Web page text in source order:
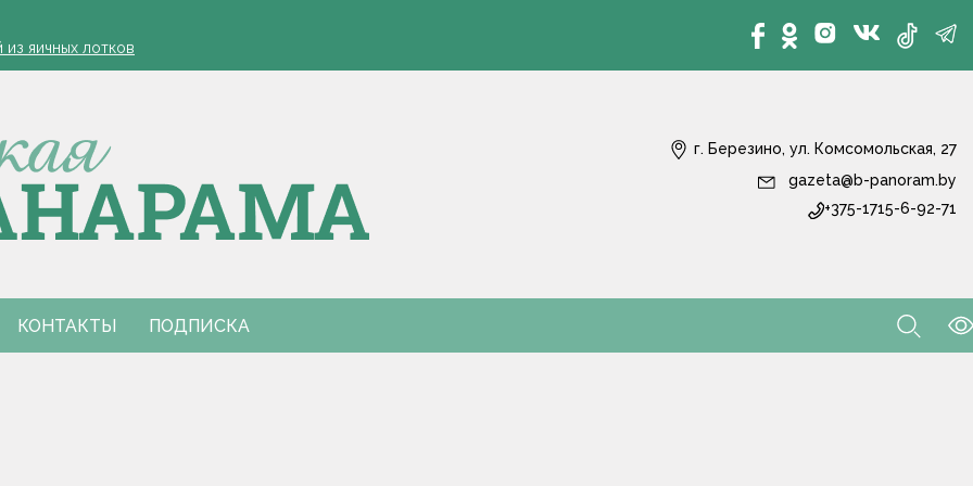
из яичных лотков
дожди, грозы и до +27 °С
диетолог
фестиваль "Са спадчынай продкаў - у будучыню"
яичных лотков
дожди, грозы и до +27 °С
диетолог
фестиваль "Са спадчынай продкаў - у будучыню"
г. Березино, ул. Комсомольская, 27
gazeta@b-panoram.by
+375-1715-6-92-71
КОНТАКТЫ ПОДПИСКА